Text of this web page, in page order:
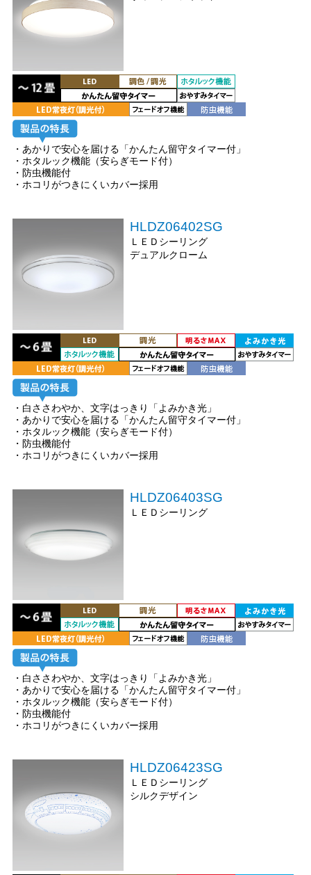
・あかりで安心を届ける「かんたん留守タイマー付」
・ホタルック機能（安らぎモード付）
・防虫機能付
・ホコリがつきにくいカバー採用
HLDZ06402SG
ＬＥＤシーリング
デュアルクローム
・白ささわやか、文字はっきり「よみかき光」
・あかりで安心を届ける「かんたん留守タイマー付」
・ホタルック機能（安らぎモード付）
・防虫機能付
・ホコリがつきにくいカバー採用
HLDZ06403SG
ＬＥＤシーリング
・白ささわやか、文字はっきり「よみかき光」
・あかりで安心を届ける「かんたん留守タイマー付」
・ホタルック機能（安らぎモード付）
・防虫機能付
・ホコリがつきにくいカバー採用
HLDZ06423SG
ＬＥＤシーリング
シルクデザイン